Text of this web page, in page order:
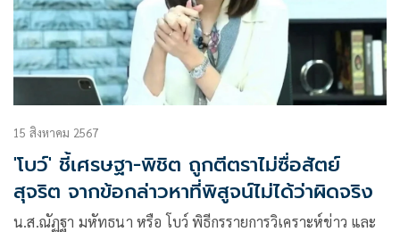
15 สิงหาคม 2567
'โบว์' ชี้เศรษฐา-พิชิต ถูกตีตราไม่ซื่อสัตย์
สุจริต จากข้อกล่าวหาที่พิสูจน์ไม่ได้ว่าผิดจริง
น.ส.ณัฏฐา มหัทธนา หรือ โบว์ พิธีกรรายการวิเคราะห์ข่าว และ